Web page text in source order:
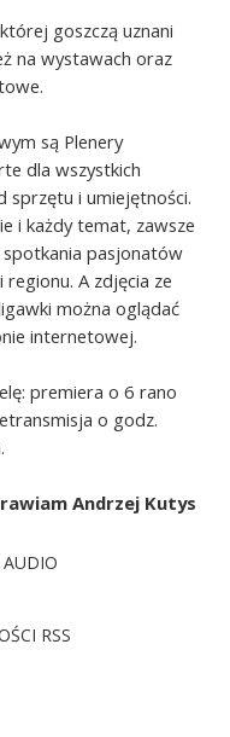
goszczą uznani
na wystawach oraz
są Plenery
dla wszystkich
sprzętu i umiejętności.
i każdy temat, zawsze
pasjonatów
A zdjęcia ze
można oglądać
internetowej.
premiera o 6 rano
o godz.
Andrzej Kutys
RSS